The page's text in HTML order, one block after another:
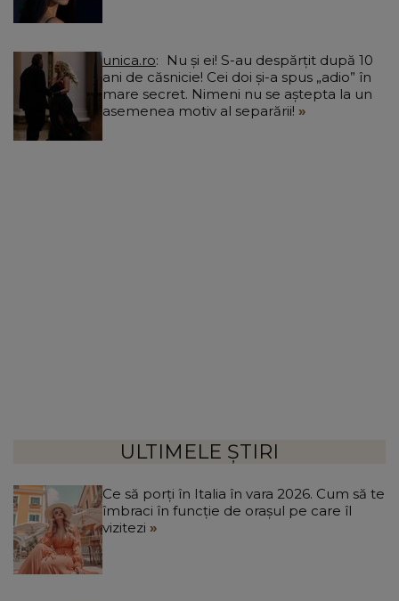
unica.ro
ani de căsnicie! Cei doi și-a spus „adio” în
mare secret. Nimeni nu se aștepta la un
asemenea motiv al separării!
ULTIMELE ȘTIRI
Ce să porți în Italia în vara 2026. Cum să te
îmbraci în funcție de orașul pe care îl
vizitezi